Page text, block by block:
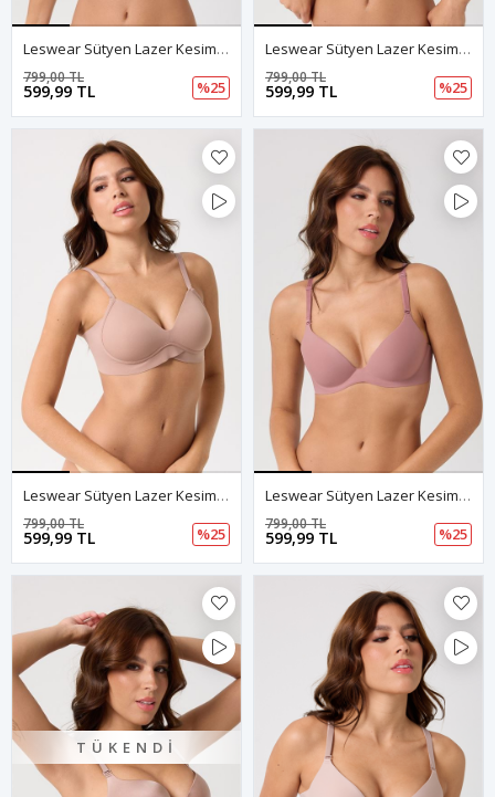
Leswear Sütyen Lazer Kesim Açık Yeşil Renk Sütyen - Dolgulu Sütyen - Askısı Çıkarılabilir
599,99 TL
799,00 TL
%25
Leswear Sütyen Lazer Kesim Bej Renk Sütyen - Dolgulu Sütyen - Askısı Çıkarılabilir
599,99 TL
799,00 TL
%25
Leswear Sütyen Lazer Kesim Gül Kurusu Renk Sütyen - Dolgulu Sütyen - Askısı Çıkarılabilir
599,99 TL
799,00 TL
%25
Leswear Sütyen Lazer Kesim Gül Kurusu Renk Sütyen - Dolgulu Sütyen - Askısı Çıkarılabilir
599,99 TL
799,00 TL
%25
TÜKENDI